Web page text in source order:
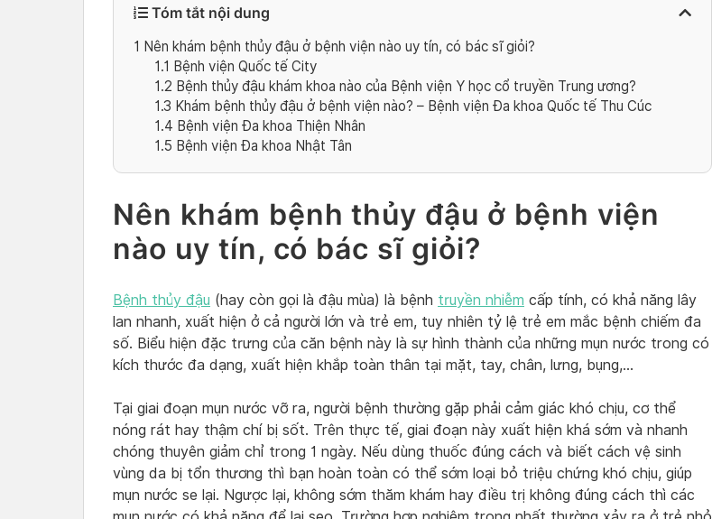
Tóm tắt nội dung
1 Nên khám bệnh thủy đậu ở bệnh viện nào uy tín, có bác sĩ giỏi?
1.1 Bệnh viện Quốc tế City
1.2 Bệnh thủy đậu khám khoa nào của Bệnh viện Y học cổ truyền Trung ương?
1.3 Khám bệnh thủy đậu ở bệnh viện nào? – Bệnh viện Đa khoa Quốc tế Thu Cúc
1.4 Bệnh viện Đa khoa Thiện Nhân
1.5 Bệnh viện Đa khoa Nhật Tân
Nên khám bệnh thủy đậu ở bệnh viện
nào uy tín, có bác sĩ giỏi?
Bệnh thủy đậu (hay còn gọi là đậu mùa) là bệnh truyền nhiễm cấp tính, có khả năng lây
lan nhanh, xuất hiện ở cả người lớn và trẻ em, tuy nhiên tỷ lệ trẻ em mắc bệnh chiếm đa
số. Biểu hiện đặc trưng của căn bệnh này là sự hình thành của những mụn nước trong có
kích thước đa dạng, xuất hiện khắp toàn thân tại mặt, tay, chân, lưng, bụng,…
Tại giai đoạn mụn nước vỡ ra, người bệnh thường gặp phải cảm giác khó chịu, cơ thể
nóng rát hay thậm chí bị sốt. Trên thực tế, giai đoạn này xuất hiện khá sớm và nhanh
chóng thuyên giảm chỉ trong 1 ngày. Nếu dùng thuốc đúng cách và biết cách vệ sinh
vùng da bị tổn thương thì bạn hoàn toàn có thể sớm loại bỏ triệu chứng khó chịu, giúp
mụn nước se lại. Ngược lại, không sớm thăm khám hay điều trị không đúng cách thì các